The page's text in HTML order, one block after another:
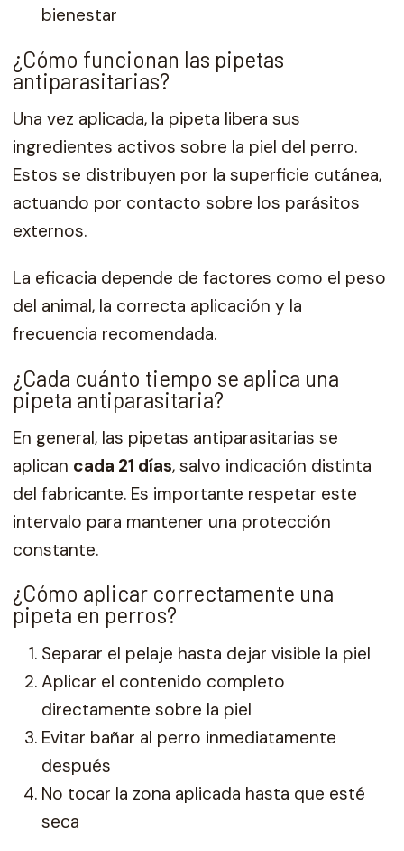
bienestar
¿Cómo funcionan las pipetas
antiparasitarias?
Una vez aplicada, la pipeta libera sus
ingredientes activos sobre la piel del perro.
Estos se distribuyen por la superficie cutánea,
actuando por contacto sobre los parásitos
externos.
La eficacia depende de factores como el peso
del animal, la correcta aplicación y la
frecuencia recomendada.
¿Cada cuánto tiempo se aplica una
pipeta antiparasitaria?
En general, las pipetas antiparasitarias se
aplican cada 21 días, salvo indicación distinta
del fabricante. Es importante respetar este
intervalo para mantener una protección
constante.
¿Cómo aplicar correctamente una
pipeta en perros?
Separar el pelaje hasta dejar visible la piel
Aplicar el contenido completo
directamente sobre la piel
Evitar bañar al perro inmediatamente
después
No tocar la zona aplicada hasta que esté
seca